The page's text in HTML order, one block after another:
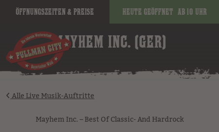
Öffnungszeiten & Preise Heute geöffnet ab 10 Uhr
image
MAYHEM INC. (GER)
Alle Live Musik-Auftritte
Mayhem Inc. – Best Of Classic- And Hardrock